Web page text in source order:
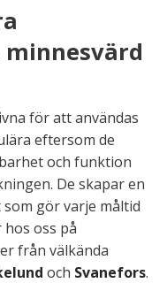
för att användas
eftersom de
och funktion
De skapar en
gör varje måltid
oss på
från välkända
och Svanefors.